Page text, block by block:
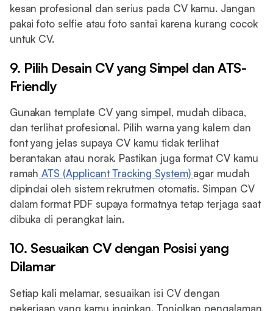
kesan profesional dan serius pada CV kamu. Jangan
pakai foto selfie atau foto santai karena kurang cocok
untuk CV.
9. Pilih Desain CV yang Simpel dan ATS-
Friendly
Gunakan template CV yang simpel, mudah dibaca,
dan terlihat profesional. Pilih warna yang kalem dan
font yang jelas supaya CV kamu tidak terlihat
berantakan atau norak. Pastikan juga format CV kamu
ramah ATS (Applicant Tracking System) agar mudah
dipindai oleh sistem rekrutmen otomatis. Simpan CV
dalam format PDF supaya formatnya tetap terjaga saat
dibuka di perangkat lain.
10. Sesuaikan CV dengan Posisi yang
Dilamar
Setiap kali melamar, sesuaikan isi CV dengan
pekerjaan yang kamu inginkan. Tonjolkan pengalaman